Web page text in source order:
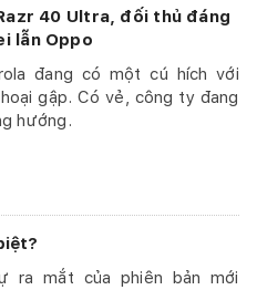
40 Ultra, đối thủ đáng
lẫn Oppo
đang có một cú hích với
gập. Có vẻ, công ty đang
hướng.
ra mắt của phiên bản mới